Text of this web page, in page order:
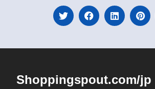
Shoppingspout.com/jp